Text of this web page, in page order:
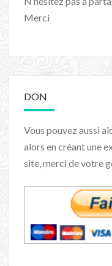
Merci
DON
Vous pouvez aussi
alors en créant une
site, merci de votre